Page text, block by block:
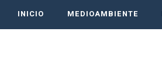
INICIO MEDIOAMBIENTE